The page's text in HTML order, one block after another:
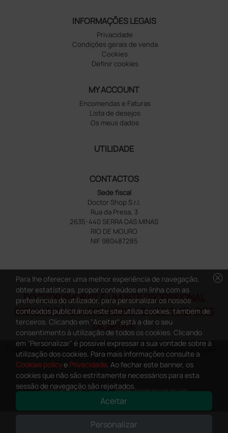
INFORMAÇÕES LEGAIS
Privacidade
Condições gerais de venda
Cookies
Definir cookies
MY ACCOUNT
Encomendas e Faturas
Lista de desejos
Os meus dados
UTILIDADE
CONTACTOS
Sede fiscal
Doctor Shop S.r.l.
Rua da Presa, 3
2635-440 SERRA DAS MINAS
RIO DE MOURO
NIF 980487285
DOCTOR SHOP.PT É UM SITE PROFISSIONAL
DEDICADO À CLASSE MÉDICA E AOS CUIDADOS
DE SAÚDE
Copyright DoctorShop 2005-2026 - Todos os direitos reservados -
NIF: 980487285
This site is protected by reCAPTCHA and the Google
cancel
Para lhe oferecer uma melhor experiência de navegação,
obter estatísticas, propor conteúdos em linha com as
preferências do utilizador, para personalizar os nossos
conteúdos publicitários este site utiliza cookies, também de
terceiros. Clicando em "Aceitar" está a dar o seu
consentimento à utilização de todos os cookies. Clicando
em "Personalizar" é possível expressar a sua vontade sobre à
utilização dos cookies. Para mais informações consulte a
Cookies policye Privacidade. Ao fechar este banner, os
cookies que não são estritamente necessários para esta
sessão de navegação são rejeitados.
Aceitar
Personalizar